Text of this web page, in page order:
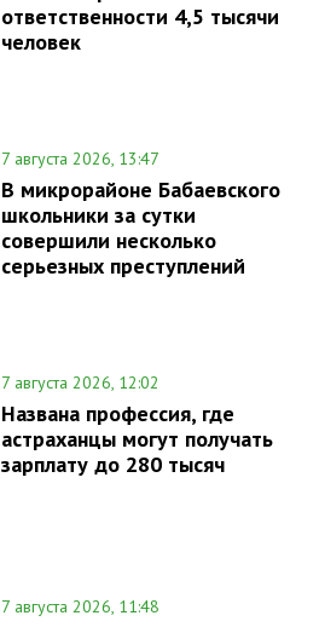
ответственности 4,5 тысячи
человек
7 августа 2026, 13:47
В микрорайоне Бабаевского
школьники за сутки
совершили несколько
серьезных преступлений
7 августа 2026, 12:02
Названа профессия, где
астраханцы могут получать
зарплату до 280 тысяч
7 августа 2026, 11:48